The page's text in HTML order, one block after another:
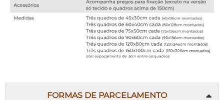
FORMAS DE PARCELAMENTO